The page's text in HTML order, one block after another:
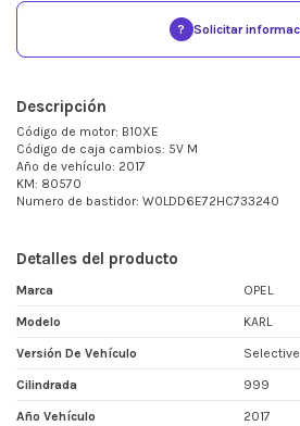
? Solicitar
Descripción
Código de motor: B10XE
Código de caja cambios: 5V M
Año de vehículo: 2017
KM: 80570
Numero de bastidor: W0LDD6E72HC733240
Detalles del producto
Marca OPEL
Modelo KARL
Versión De Vehículo Selective
Cilindrada 999
Año Vehículo 2017